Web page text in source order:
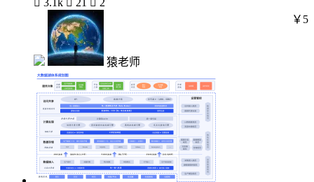
 3.1k  21  2
猿老师
￥5